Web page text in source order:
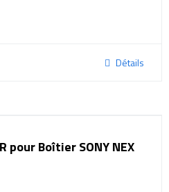
Détails
pour Boîtier SONY NEX